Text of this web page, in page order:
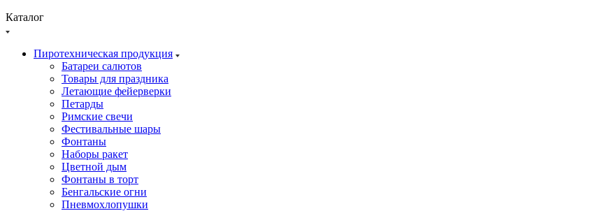
Каталог
Пиротехническая продукция
Батареи салютов
Товары для праздника
Летающие фейерверки
Петарды
Римские свечи
Фестивальные шары
Фонтаны
Наборы ракет
Цветной дым
Фонтаны в торт
Бенгальские огни
Пневмохлопушки